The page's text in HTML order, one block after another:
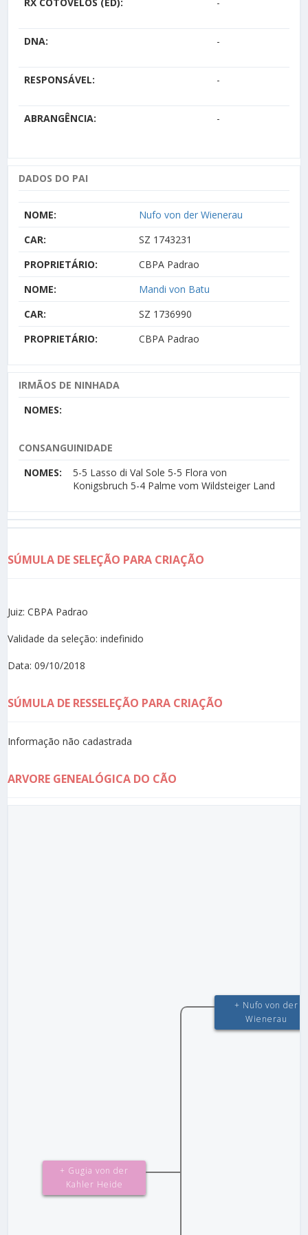
DNA: -
RESPONSÁVEL: -
ABRANGÊNCIA: -
DADOS DO PAI
NOME:
Nufo von der Wienerau
CAR:
SZ 1743231
PROPRIETÁRIO:
CBPA Padrao
NOME:
Mandi von Batu
CAR:
SZ 1736990
PROPRIETÁRIO:
CBPA Padrao
IRMÃOS DE NINHADA
NOMES:
CONSANGUINIDADE
NOMES:
5-5 Lasso di Val Sole 5-5 Flora von
Konigsbruch 5-4 Palme vom Wildsteiger Land
SÚMULA DE SELEÇÃO PARA CRIAÇÃO
Juiz: CBPA Padrao
Validade da seleção: indefinido
Data: 09/10/2018
SÚMULA DE RESSELEÇÃO PARA CRIAÇÃO
Informação não cadastrada
ARVORE GENEALÓGICA DO CÃO
+ Gugia von der
Kahler Heide
+ Nufo von der
Wienerau